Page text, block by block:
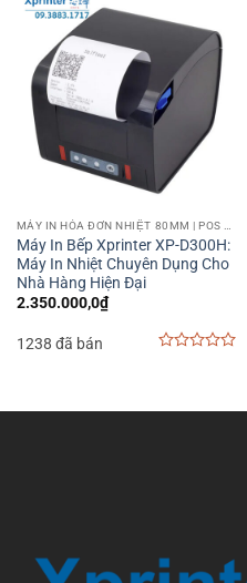
Máy In Bếp Xprinter XP-D300H:
Máy In Nhiệt Chuyên Dụng Cho
Nhà Hàng Hiện Đại
2.350.000,0₫
1238 đã bán
5